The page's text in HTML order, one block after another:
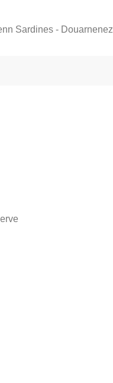
Sardines - Douarnenez